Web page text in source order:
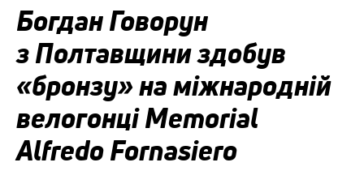
Богдан Говорун
з Полтавщини здобув
«бронзу» на міжнародній
велогонці Memorial
Alfredo Fornasiero